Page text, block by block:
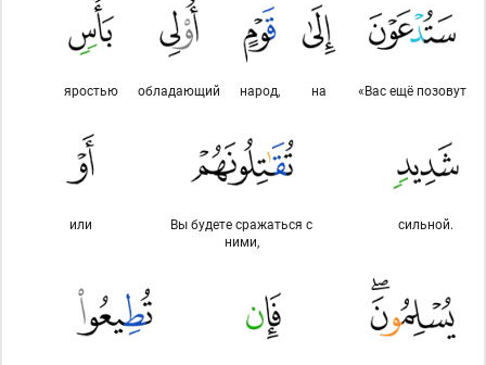
«Вас ещё позовут
на
народ,
обладающий
яростью
сильной.
Вы будете сражаться с
ними,
или